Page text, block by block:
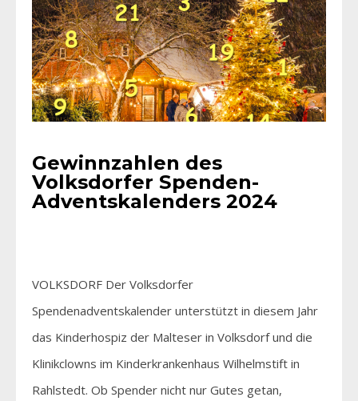
Gewinnzahlen des
Volksdorfer Spenden-
Adventskalenders 2024
VOLKSDORF Der Volksdorfer
Spendenadventskalender unterstützt in diesem Jahr
das Kinderhospiz der Malteser in Volksdorf und die
Klinikclowns im Kinderkrankenhaus Wilhelmstift in
Rahlstedt. Ob Spender nicht nur Gutes getan,